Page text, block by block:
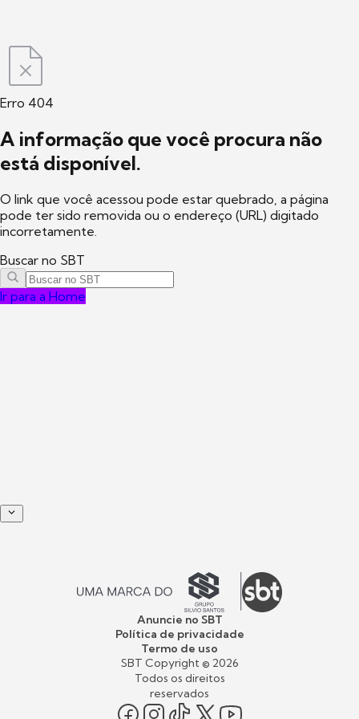
Erro 404
A informação que você procura não
está disponível.
O link que você acessou pode estar quebrado, a página
pode ter sido removida ou o endereço (URL) digitado
incorretamente.
Buscar no SBT
Ir para a Home
Anuncie no SBT
Política de privacidade
Termo de uso
SBT Copyright © 2026
Todos os direitos
reservados